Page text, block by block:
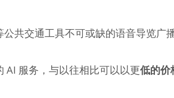
共交通工具不可或缺的语音导览广播
AI 服务，与以往相比可以以更低的价